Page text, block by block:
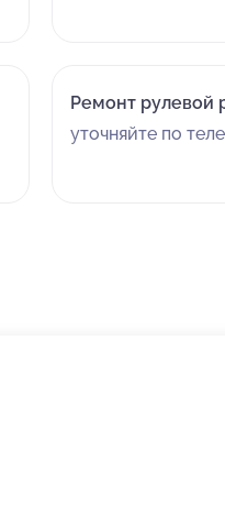
Ремонт рулевой
уточняйте по